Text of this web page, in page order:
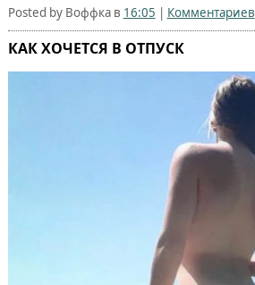
Posted by Воффка в 16:05 | Комментариев
КАК ХОЧЕТСЯ В ОТПУСК